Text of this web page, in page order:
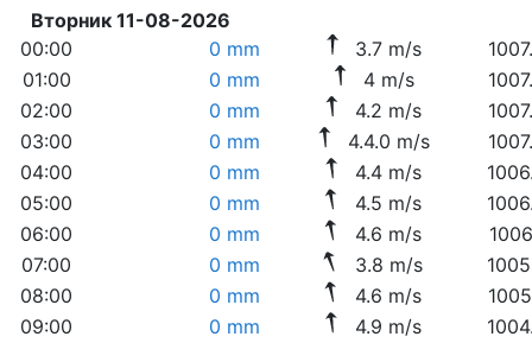
Вторник 11-08-2026
00:00
0 mm 3.7 m/s
01:00
0 mm 4 m/s
02:00
0 mm 4.2 m/s
03:00
0 mm 4.4.0 m/s
04:00
0 mm 4.4 m/s
05:00
0 mm 4.5 m/s
06:00
0 mm 4.6 m/s
07:00
0 mm 3.8 m/s
08:00
0 mm 4.6 m/s
09:00
0 mm 4.9 m/s